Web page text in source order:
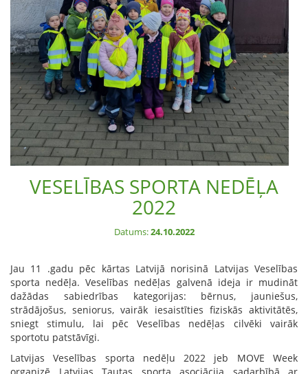
VESELĪBAS SPORTA NEDĒĻA
2022
Datums:24.10.2022
Jau 11 .gadu pēc kārtas Latvijā norisinā Latvijas Veselības
sporta nedēļa. Veselības nedēļas galvenā ideja ir mudināt
dažādas sabiedrības kategorijas: bērnus, jauniešus,
strādājošus, seniorus, vairāk iesaistīties fiziskās aktivitātēs,
sniegt stimulu, lai pēc Veselības nedēļas cilvēki vairāk
sportotu patstāvīgi.
Latvijas Veselības sporta nedēļu 2022 jeb MOVE Week